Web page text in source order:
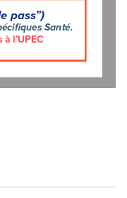
PASS”)
SPÉCIFIQUES SANTÉ.
À L’UPEC